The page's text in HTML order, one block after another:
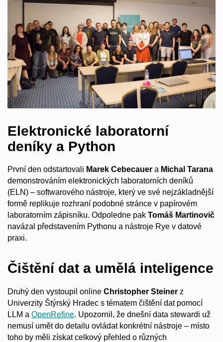
Elektronické laboratorní
deníky a Python
První den odstartovali Marek Cebecauer a Michal Tarana
demonstrováním elektronických laboratorních deníků
(ELN) – softwarového nástroje, který ve své nejzákladnější
formě replikuje rozhraní podobné stránce v papírovém
laboratorním zápisníku. Odpoledne pak Tomáš Martinovič
navázal představením Pythonu a nástroje Rye v datové
praxi.
Čištění dat a umělá inteligence
Druhý den vystoupil online Christopher Steiner z
Univerzity Štýrský Hradec s tématem čištění dat pomocí
LLM a OpenRefine. Upozornil, že dnešní data stewardi už
nemusí umět do detailu ovládat konkrétní nástroje – místo
toho by měli získat celkový přehled o různých